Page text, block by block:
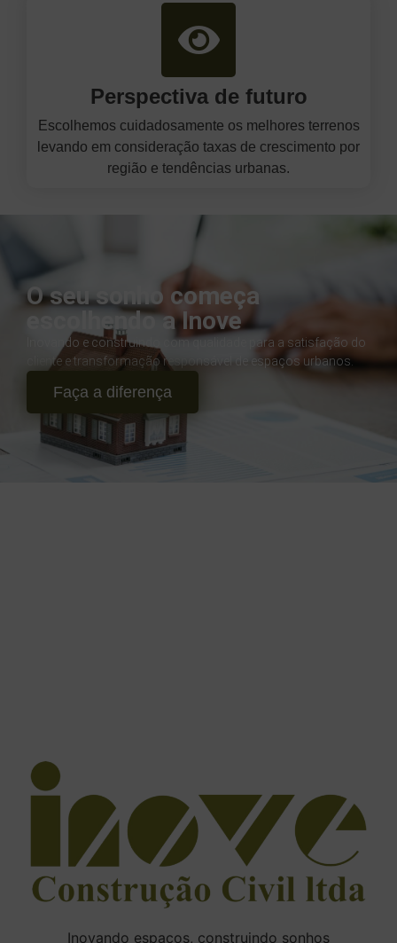
Perspectiva de futuro
Escolhemos cuidadosamente os melhores terrenos
levando em consideração taxas de crescimento por
região e tendências urbanas.
O seu sonho começa
escolhendo a Inove
Inovando e construindo com qualidade para a satisfação do
cliente e transformação responsável de espaços urbanos.
Faça a diferença
Inovando espaços, construindo sonhos